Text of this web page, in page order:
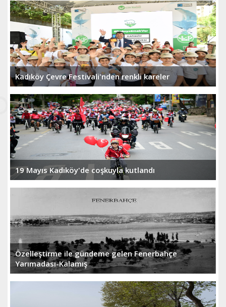
Kadıköy Çevre Festivali'nden renkli kareler
19 Mayıs Kadıköy'de coşkuyla kutlandı
Özelleştirme ile gündeme gelen Fenerbahçe
Yarımadası-Kalamış